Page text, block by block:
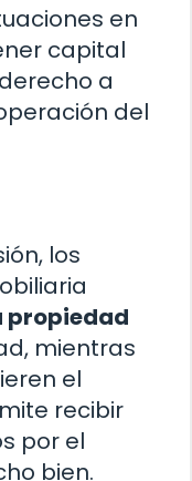
en
capital
a
del
los
propiedad
mientras
el
recibir
por el
bien.